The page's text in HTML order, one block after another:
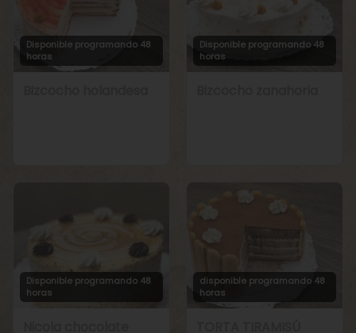
Disponible programando 48
horas
Disponible programando 48
horas
Disponible programando 48
horas
disponible programando 48
horas